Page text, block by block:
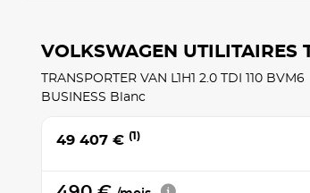
VOLKSWAGEN UTILITAIRES
TRANSPORTER VAN L1H1 2.0 TDI 110 BVM6
BUSINESS Blanc
49 407 € (1)